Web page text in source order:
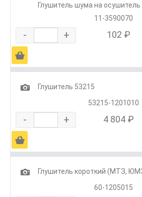
Глушитель шума на осушитель
11-3590070
- + 102 ₽
Ä
1
Глушитель 53215
53215-1201010
- + 4 804 ₽
Ä
1
Глушитель короткий (МТЗ,
60-1205015